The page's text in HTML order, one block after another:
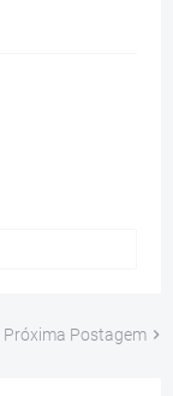
Próxima Postagem